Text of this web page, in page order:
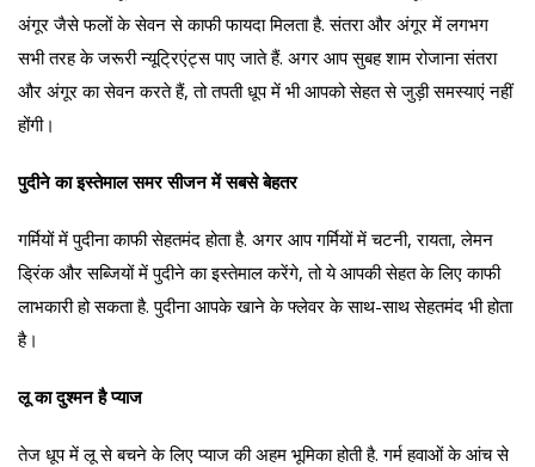
अंगूर जैसे फलों के सेवन से काफी फायदा मिलता है. संतरा और अंगूर में लगभग
सभी तरह के जरूरी न्यूट्रिएंट्स पाए जाते हैं. अगर आप सुबह शाम रोजाना संतरा
और अंगूर का सेवन करते हैं, तो तपती धूप में भी आपको सेहत से जुड़ी समस्याएं नहीं
होंगी।
पुदीने का इस्तेमाल समर सीजन में सबसे बेहतर
गर्मियों में पुदीना काफी सेहतमंद होता है. अगर आप गर्मियों में चटनी, रायता, लेमन
ड्रिंक और सब्जियों में पुदीने का इस्तेमाल करेंगे, तो ये आपकी सेहत के लिए काफी
लाभकारी हो सकता है. पुदीना आपके खाने के फ्लेवर के साथ-साथ सेहतमंद भी होता
है।
लू का दुश्मन है प्याज
तेज धूप में लू से बचने के लिए प्याज की अहम भूमिका होती है. गर्म हवाओं के आंच से